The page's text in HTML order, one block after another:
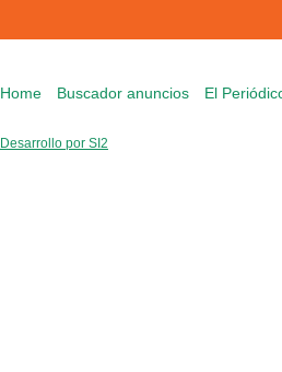
Home Buscador anuncios El
Desarrollo por SI2